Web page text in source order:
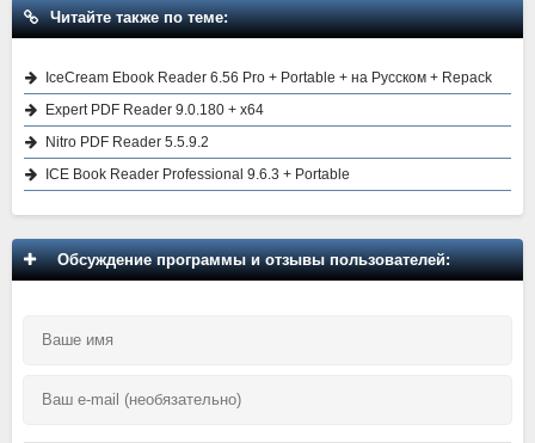
Читайте также по теме:
IceCream Ebook Reader 6.56 Pro + Portable + на Русском + Repack
Expert PDF Reader 9.0.180 + x64
Nitro PDF Reader 5.5.9.2
ICE Book Reader Professional 9.6.3 + Portable
Обсуждение программы и отзывы пользователей: